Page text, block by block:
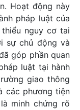
Hoạt động này
pháp luật của
nguy cơ tai
sự chủ động và
góp phần quan
luật tại hành
giao thông
các phương tiện
minh chứng rõ